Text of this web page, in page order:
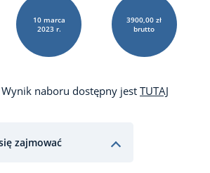
10 marca
2023 r.
3900,00 zł
brutto
naboru dostępny jest TUTAJ
zajmować